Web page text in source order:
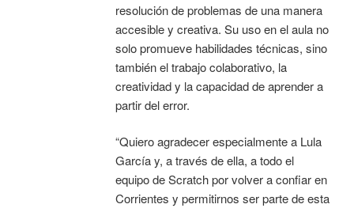
resolución de problemas de una manera
accesible y creativa. Su uso en el aula no
solo promueve habilidades técnicas, sino
también el trabajo colaborativo, la
creatividad y la capacidad de aprender a
partir del error.
“Quiero agradecer especialmente a Lula
García y, a través de ella, a todo el
equipo de Scratch por volver a confiar en
Corrientes y permitirnos ser parte de esta